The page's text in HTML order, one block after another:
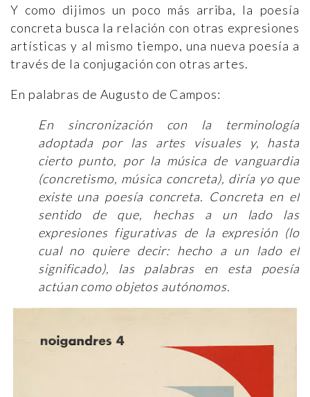
Y como dijimos un poco más arriba, la poesía
concreta busca la relación con otras expresiones
artísticas y al mismo tiempo, una nueva poesía a
través de la conjugación con otras artes.
En palabras de Augusto de Campos:
En sincronización con la terminología
adoptada por las artes visuales y, hasta
cierto punto, por la música de vanguardia
(concretismo, música concreta), diría yo que
existe una poesía concreta. Concreta en el
sentido de que, hechas a un lado las
expresiones figurativas de la expresión (lo
cual no quiere decir: hecho a un lado el
significado), las palabras en esta poesía
actúan como objetos autónomos.